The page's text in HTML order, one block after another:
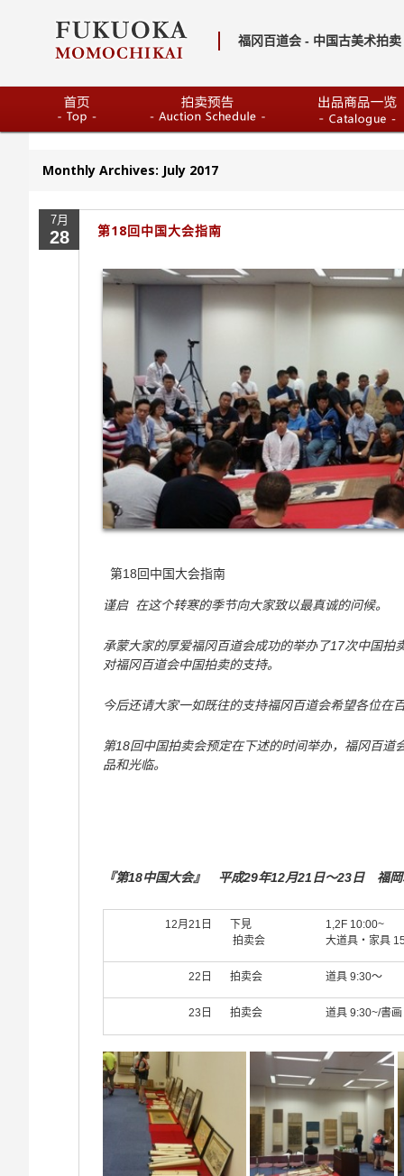
福冈百道会 - 中国古美术拍卖
Monthly Archives: July 2017
7月
28 第18回中国大会指南
第18回中国大会指南
谨启 在这个转寒的季节向大家致以最真诚的问候。
承蒙大家的厚爱福冈百道会成功的举办了17次中国拍
对福冈百道会中国拍卖的支持。
今后还请大家一如既往的支持福冈百道会希望各位在
第18回中国拍卖会预定在下述的时间举办，福冈百道
品和光临。
『第18中国大会』 平成29年12月21日～23日 福岡
12月21日
下見
拍卖会
1,2F 10:00~
大道具・家具
22日 拍卖会 道具 9:30～
23日 拍卖会 道具 9:30~/書